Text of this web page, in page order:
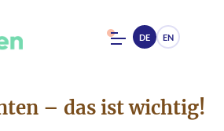
DE EN
– das ist wichtig!